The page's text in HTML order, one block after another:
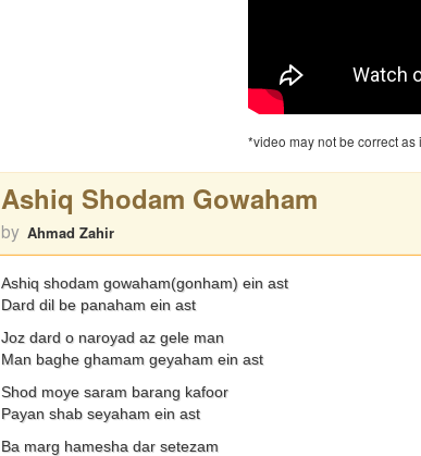
*video may not be correct
Ashiq Shodam Gowaham
by Ahmad Zahir
Ashiq shodam gowaham(gonham) ein ast
Dard dil be panaham ein ast
Joz dard o naroyad az gele man
Man baghe ghamam geyaham ein ast
Shod moye saram barang kafoor
Payan shab seyaham ein ast
Ba marg hamesha dar setezam